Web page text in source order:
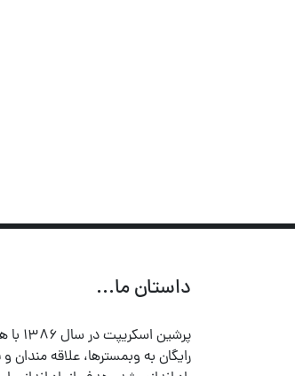
داستان ما...
پرشین
رایگان به وبمسترها، علاقه مندان